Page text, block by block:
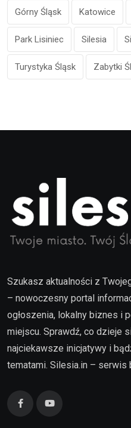
Górny Śląsk Katowice
Park Lisiniec Silesia
Turystyka Śląsk Zabytki
Szukasz aktualności z
– nowoczesny portal
ogłoszenia, lokalny biznes i
miejscu. Sprawdź, co dzieje
najciekawsze inicjatywy i
tematami. Silesia.in –